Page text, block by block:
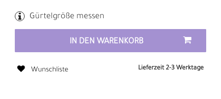
Gürtelgröße messen
IN DEN WARENKORB
Wunschliste Lieferzeit 2-3 Werktage